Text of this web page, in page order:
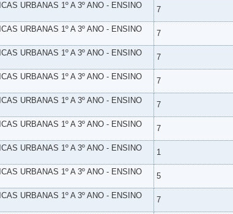
URBANAS 1º A 3º ANO - ENSINO
7
URBANAS 1º A 3º ANO - ENSINO
7
URBANAS 1º A 3º ANO - ENSINO
7
URBANAS 1º A 3º ANO - ENSINO
7
URBANAS 1º A 3º ANO - ENSINO
7
URBANAS 1º A 3º ANO - ENSINO
7
URBANAS 1º A 3º ANO - ENSINO
1
URBANAS 1º A 3º ANO - ENSINO
5
URBANAS 1º A 3º ANO - ENSINO
7